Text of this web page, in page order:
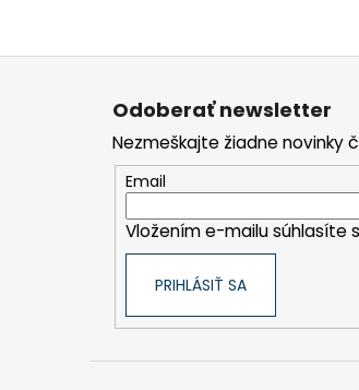
Z
Odoberať newsletter
Nezmeškajte žiadne novinky
Email
Vložením e-mailu súhlasíte s
PRIHLÁSIŤ SA